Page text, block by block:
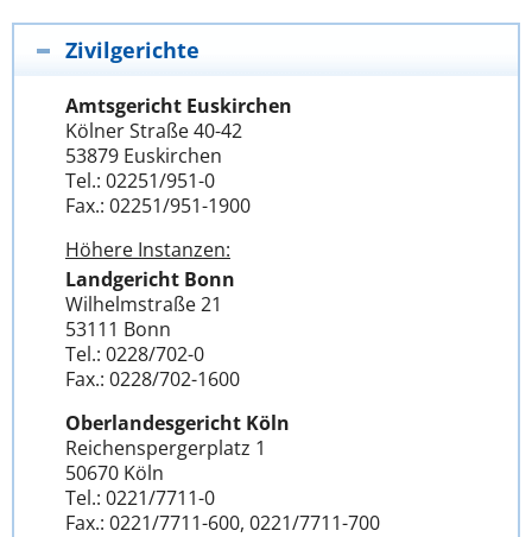
Zivilgerichte
Amtsgericht Euskirchen
Kölner Straße 40-42
53879 Euskirchen
Tel.: 02251/951-0
Fax.: 02251/951-1900
Höhere Instanzen:
Landgericht Bonn
Wilhelmstraße 21
53111 Bonn
Tel.: 0228/702-0
Fax.: 0228/702-1600
Oberlandesgericht Köln
Reichenspergerplatz 1
50670 Köln
Tel.: 0221/7711-0
Fax.: 0221/7711-600, 0221/7711-700